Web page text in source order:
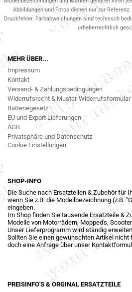
Abbildungen und Fotos dienen nur zur
Druckfehler. Farbabweichungen sind technisch
urheberrechtlich
MEHR ÜBER...
Impressum
Kontakt
Versand- & Zahlungsbedingungen
Widerrufsrecht & Muster-Widerrufsformular
Batteriegesetz
EU und Export Lieferungen
AGB
Privatsphäre und Datenschutz
Cookie Einstellungen
SHOP-INFO
Die Suche nach Ersatzteilen & Zubehör für
wenn Sie z.B. die Modellbezeichnung (z.B.
eingeben.
Im Shop finden Sie tausende Ersatzteile &
Modelle von Motorrädern, Mopped's,
Unser Lieferprogramm wird ständig
Sollten Sie einen gewünschten Artikel nicht
doch eine Anfrage über unser
PREISINFO'S & ORGINAL ERSATZTEILE